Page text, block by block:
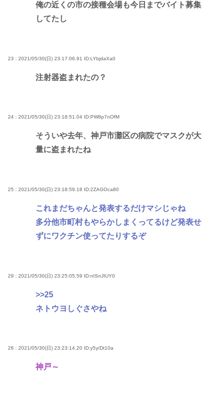
俺の近くの市の接種会場も今日までバイト募集
してたし
23 : 2021/05/30(日) 23:17:06.91 ID:LYbjdaXa0
注射器盗まれたの？
24 : 2021/05/30(日) 23:18:51.04 ID:PW8p7nOfM
そういや去年、神戸市灘区の病院でマスクが大
量に盗まれたね
25 : 2021/05/30(日) 23:18:59.18 ID:2ZAGOca80
これまだちゃんと発表するだけマシじゃね
多分他市町村もやらかしまくってるけど発表せ
ずにワクチン使ってたりするぞ
29 : 2021/05/30(日) 23:25:05.59 ID:nISnJIUY0
>>25
ネトウヨしぐさやね
26 : 2021/05/30(日) 23:23:14.20 ID:y5y/Dt10a
神戸～